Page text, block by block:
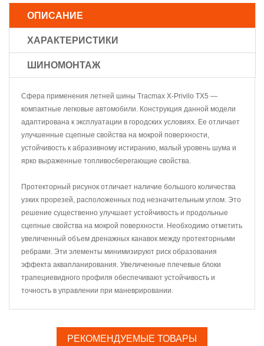
ОПИСАНИЕ
ХАРАКТЕРИСТИКИ
ШИНОМОНТАЖ
Сфера применения летней шины Tracmax X-Privilo TX5 —
компактные легковые автомобили. Конструкция данной модели
адаптирована к эксплуатации в городских условиях. Ее отличает
улучшенные сцепные свойства на мокрой поверхности,
устойчивость к абразивному истиранию, малый уровень шума и
ярко выраженные топливосберегающие свойства.
Протекторный рисунок отличает наличие большого количества
узких прорезей, расположенных под незначительным углом. Это
решение существенно улучшает устойчивость и продольные
сцепные свойства на мокрой поверхности. Необходимо отметить
увеличенный объем дренажных канавок между протекторными
ребрами. Эти элементы минимизируют риск образования
эффекта аквапланирования. Увеличенные плечевые блоки
трапециевидного профиля обеспечивают устойчивость и
точность в управлении при маневрировании.
РЕКОМЕНДУЕМЫЕ ТОВАРЫ